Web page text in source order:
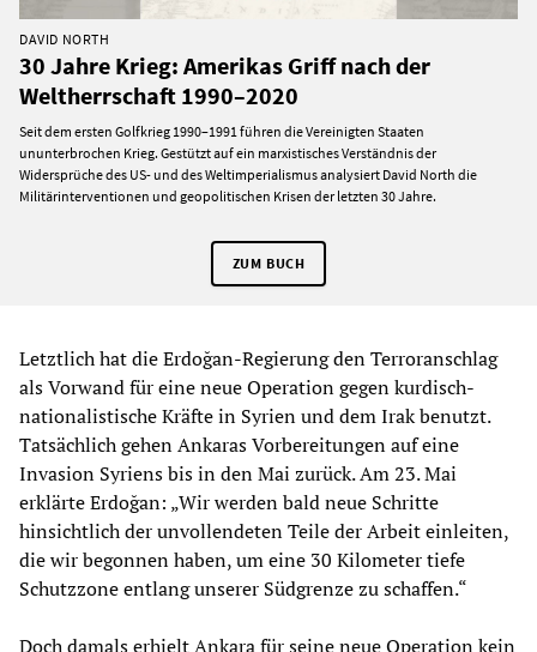
DAVID NORTH
30 Jahre Krieg: Amerikas Griff nach der
Weltherrschaft 1990–2020
Seit dem ersten Golfkrieg 1990–1991 führen die Vereinigten Staaten
ununterbrochen Krieg. Gestützt auf ein marxistisches Verständnis der
Widersprüche des US- und des Weltimperialismus analysiert David North die
Militärinterventionen und geopolitischen Krisen der letzten 30 Jahre.
ZUM BUCH
Letztlich hat die Erdoğan-Regierung den Terroranschlag
als Vorwand für eine neue Operation gegen kurdisch-
nationalistische Kräfte in Syrien und dem Irak benutzt.
Tatsächlich gehen Ankaras Vorbereitungen auf eine
Invasion Syriens bis in den Mai zurück. Am 23. Mai
erklärte Erdoğan: „Wir werden bald neue Schritte
hinsichtlich der unvollendeten Teile der Arbeit einleiten,
die wir begonnen haben, um eine 30 Kilometer tiefe
Schutzzone entlang unserer Südgrenze zu schaffen.“
Doch damals erhielt Ankara für seine neue Operation kein